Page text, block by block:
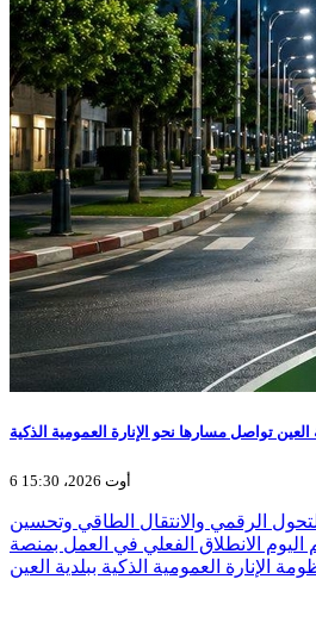
تواصل مسارها نحو الإنارة العمومية الذكية
6 أوت 2026، 15:30
الرقمي والانتقال الطاقي وتحسين
اليوم الانطلاق الفعلي في العمل بمنصة